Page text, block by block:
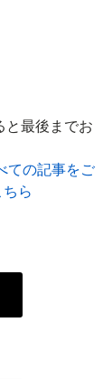
と最後までお
ての記事をご
ら